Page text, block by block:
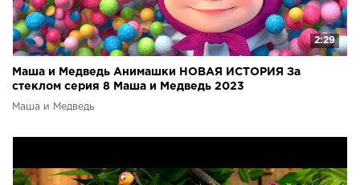
2:29
Маша и Медведь Анимашки НОВАЯ ИСТОРИЯ За
стеклом серия 8 Маша и Медведь 2023
Маша и Медведь